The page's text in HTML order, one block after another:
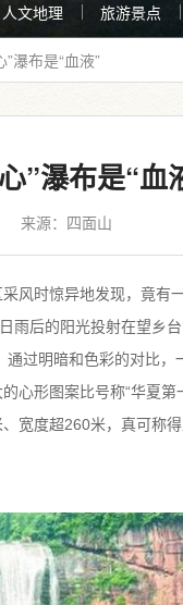
人文地理 旅游景点
瀑布是“血液”
”瀑布是“血
来源： 四面山
风时惊异地发现，竟有
雨后的阳光投射在望乡
过明暗和色彩的对比，
心形图案比号称“华夏第
宽度超260米，真可称